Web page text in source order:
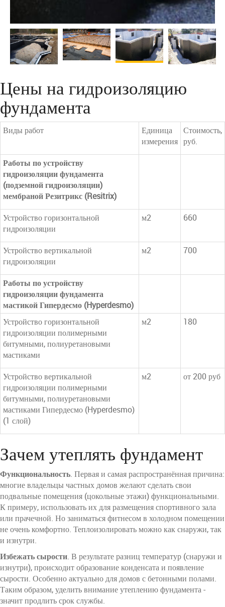
Цены на гидроизоляцию
фундамента
Виды работ
Единица
измерения
Стоимость,
руб.
Работы по устройству
гидроизоляции фундамента
(подземной гидроизоляции)
мембраной Резитрикс (Resitrix)
Устройство горизонтальной
гидроизоляции
м2 660
Устройство вертикальной
гидроизоляции
м2 700
Работы по устройству
гидроизоляции фундамента
мастикой Гипердесмо (Hyperdesmo)
Устройство горизонтальной
гидроизоляции полимерными
битумными, полиуретановыми
мастиками
м2 180
Устройство вертикальной
гидроизоляции полимерными
битумными, полиуретановыми
мастиками Гипердесмо (Hyperdesmo)
(1 слой)
м2 от 200 руб
Зачем утеплять фундамент
Функциональность. Первая и самая распространённая причина:
многие владельцы частных домов желают сделать свои
подвальные помещения (цокольные этажи) функциональными.
К примеру, использовать их для размещения спортивного зала
или прачечной. Но заниматься фитнесом в холодном помещении
не очень комфортно. Теплоизолировать можно как снаружи, так
и изнутри.
Избежать сырости. В результате разниц температур (снаружи и
изнутри), происходит образование конденсата и появление
сырости. Особенно актуально для домов с бетонными полами.
Таким образом, уделить внимание утеплению фундамента -
значит продлить срок службы.